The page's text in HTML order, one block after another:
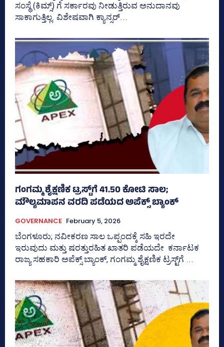
ಸಂಸ್ಥೆ (ಕಿಮ್ಸ್) ಗೆ ಸರ್ಕಾರವು ನೀಡುತ್ತಿರುವ ಅನುದಾನವು
ಸಾಕಾಗುತ್ತಿಲ್ಲ. ವಿಶೇಷವಾಗಿ ಕ್ಯಾನ್ಸರ್...
ಗಂಗಮ್ಮ ಶೈಕ್ಷಣಿಕ ಟ್ರಸ್ಟ್‌ಗೆ 41.50 ಕೋಟಿ ಸಾಲ;
ಮೌಲ್ಯಮಾಪನ ವರದಿ ಪಡೆಯದ ಅಪೆಕ್ಸ್‌ ಬ್ಯಾಂಕ್
GOVERNANCE February 5, 2026
ಬೆಂಗಳೂರು; ನವೀಕರಣ ಸಾಲ ಒಪ್ಪಂದಕ್ಕೆ ಸಹಿ ಇರದೇ
ಇರುವುದು ಮತ್ತು ಷರತ್ತುರಹಿತ ಖಾತರಿ ಪಡೆಯದೇ ಕರ್ನಾಟಕ
ರಾಜ್ಯ ಸಹಕಾರಿ ಅಪೆಕ್ಸ್‌ ಬ್ಯಾಂಕ್‌, ಗಂಗಮ್ಮ ಶೈಕ್ಷಣಿಕ ಟ್ರಸ್ಟ್‌ಗೆ ...